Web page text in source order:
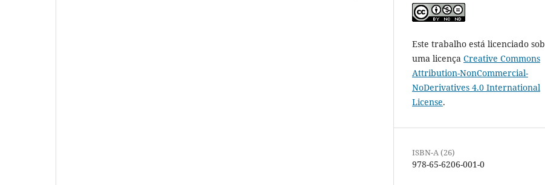
Este trabalho está licenciado sob
uma licença Creative Commons
Attribution-NonCommercial-
NoDerivatives 4.0 International
License.
ISBN-A (26)
978-65-6206-001-0